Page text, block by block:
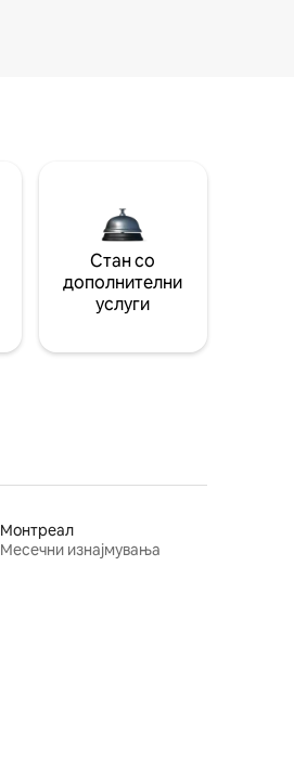
Стан со
дополнителни
услуги
Монтреал
Месечни изнајмувања